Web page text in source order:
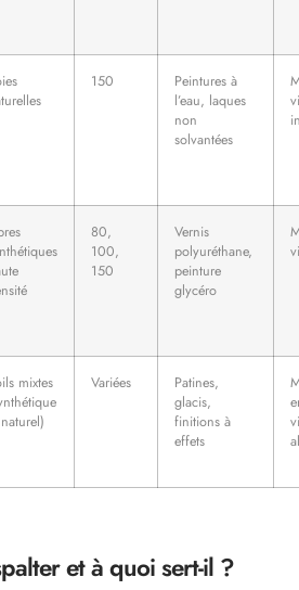
150
Peintures à
l’eau, laques
non
solvantées
80,
100,
150
Vernis
polyuréthane,
peinture
glycéro
mixtes
Variées
Patines,
glacis,
finitions à
effets
et à quoi sert-il ?